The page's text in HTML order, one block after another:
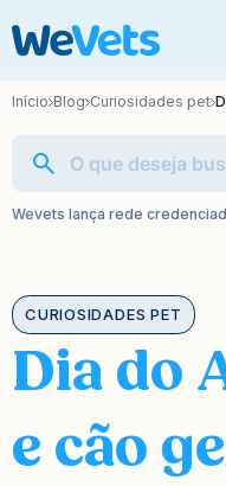
Início Blog Curiosidades pet
Wevets lança rede
CURIOSIDADES PET
Dia do
e cão